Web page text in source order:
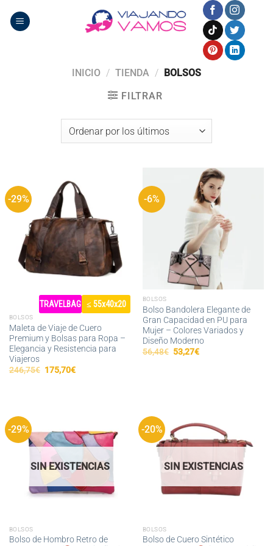
INICIO / TIENDA / BOLSOS
FILTRAR
-29%
TRAVELBAG ≤ 55x40x20
BOLSOS
Maleta de Viaje de Cuero
Premium y Bolsas para Ropa –
Elegancia y Resistencia para
Viajeros
246,75€ El
precio
175,70€El
-6%
BOLSOS
Bolso Bandolera Elegante de
Gran Capacidad en PU para
Mujer – Colores Variados y
Diseño Moderno
56,48€ El
precio
53,27€El
-29%
SIN EXISTENCIAS
BOLSOS
Bolso de Hombro Retro de
-20%
SIN EXISTENCIAS
BOLSOS
Bolso de Cuero Sintético